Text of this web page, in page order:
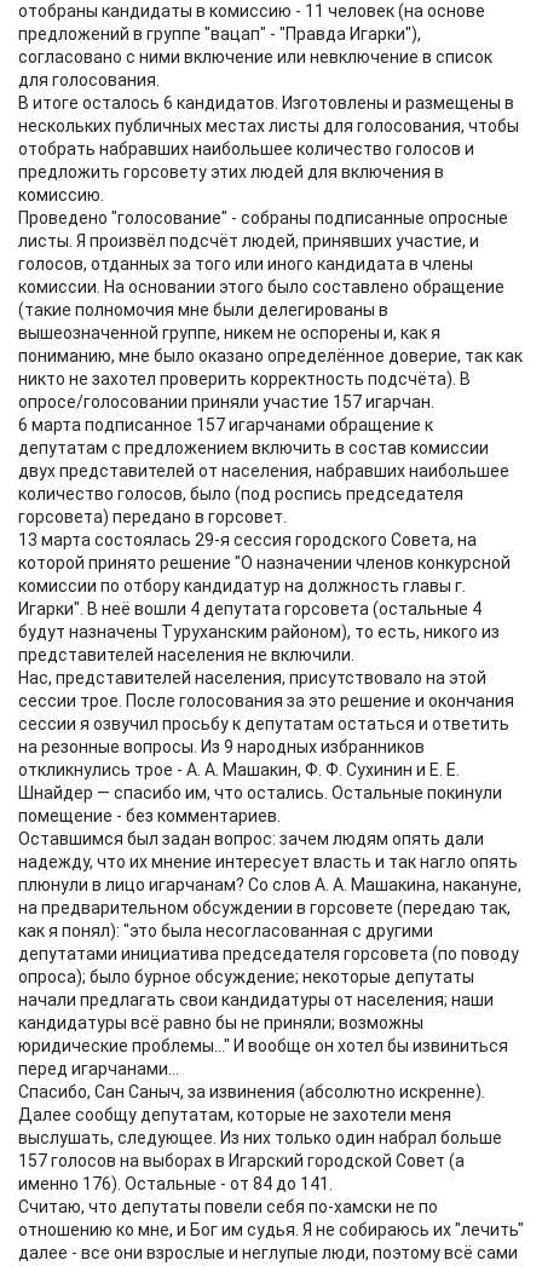
отобраны кандидаты в комиссию - 11 человек (на основе
предложений в группе "вацап" - "Правда Игарки"),
согласовано с ними включение или невключение в список
для голосования.
В итоге осталось 6 кандидатов. Изготовлены и размещены в
нескольких публичных местах листы для голосования, чтобы
отобрать набравших наибольшее количество голосов и
предложить горсовету этих людей для включения в
комиссию.
Проведено "голосование" - собраны подписанные опросные
листы. Я произвёл подсчёт людей, принявших участие, и
голосов, отданных за того или иного кандидата в члены
комиссии. На основании этого было составлено обращение
(такие полномочия мне были делегированы в
вышеозначенной группе, никем не оспорены и, как я
пониманию, мне было оказано определённое доверие, так как
никто не захотел проверить корректность подсчёта). В
опросе/голосовании приняли участие 157 игарчан.
6 марта подписанное 157 игарчанами обращение к
депутатам с предложением включить в состав комиссии
двух представителей от населения, набравших наибольшее
количество голосов, было (под роспись председателя
горсовета) передано в горсовет.
13 марта состоялась 29-я сессия городского Совета, на
которой принято решение "О назначении членов конкурсной
комиссии по отбору кандидатур на должность главы г.
Игарки". В неё вошли 4 депутата горсовета (остальные 4
будут назначены Туруханским районом), то есть, никого из
представителей населения не включили.
Нас, представителей населения, присутствовало на этой
сессии трое. После голосования за это решение и окончания
сессии я озвучил просьбу к депутатам остаться и ответить
на резонные вопросы. Из 9 народных избранников
откликнулись трое - А. А. Машакин, Ф. Ф. Сухинин и Е. Е.
Шнайдер — спасибо им, что остались. Остальные покинули
помещение - без комментариев.
Оставшимся был задан вопрос: зачем людям опять дали
надежду, что их мнение интересует власть и так нагло опять
плюнули в лицо игарчанам? Со слов А. А. Машакина, накануне,
на предварительном обсуждении в горсовете (передаю так,
как я понял): "это была несогласованная с другими
депутатами инициатива председателя горсовета (по поводу
опроса); было бурное обсуждение; некоторые депутаты
начали предлагать свои кандидатуры от населения; наши
кандидатуры всё равно бы не приняли; возможны
юридические проблемы..." И вообще он хотел бы извиниться
перед игарчанами...
Спасибо, Сан Саныч, за извинения (абсолютно искренне).
Далее сообщу депутатам, которые не захотели меня
выслушать, следующее. Из них только один набрал больше
157 голосов на выборах в Игарский городской Совет (а
именно 176). Остальные - от 84 до 141.
Считаю, что депутаты повели себя по-хамски не по
отношению ко мне, и Бог им судья. Я не собираюсь их "лечить"
далее - все они взрослые и неглупые люди, поэтому всё сами